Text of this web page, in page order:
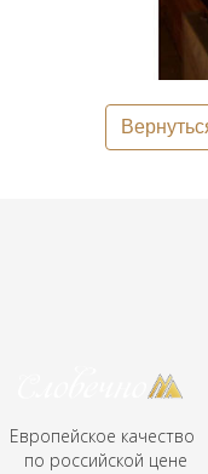
Европейское качество
по российской цене